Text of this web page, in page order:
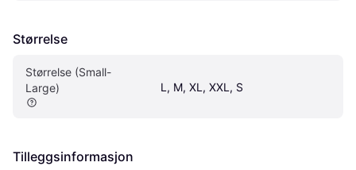
Størrelse
Størrelse (Small-
Large)
L, M, XL, XXL, S
Tilleggsinformasjon